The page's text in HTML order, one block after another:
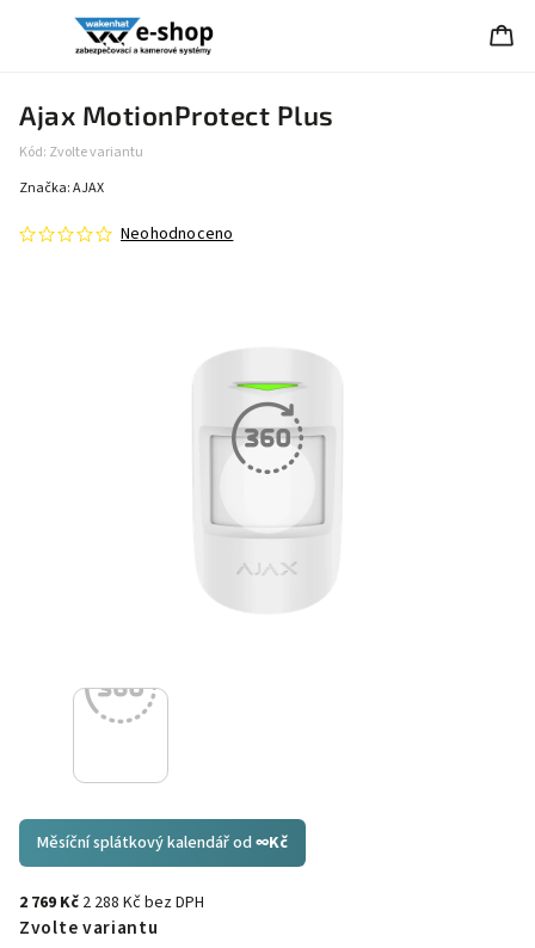
Ajax MotionProtect Plus
Kód: Zvolte variantu
Neohodnoceno
Značka:AJAX
Měsíční splátkový kalendář od ∞Kč
2 769 Kč 2 288 Kč bez DPH
Zvolte variantu